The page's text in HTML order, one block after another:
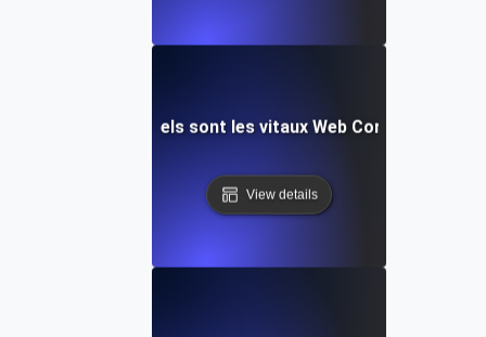
Quels sont les vitaux Web Core?
View details